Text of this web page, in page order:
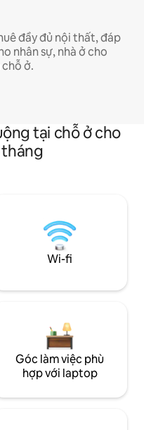
đầy đủ nội thất, đáp
nhân sự, nhà ở cho
ở.
tại chỗ ở cho
Wi-fi
Góc làm việc phù
hợp với laptop